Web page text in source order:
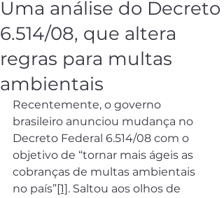
Uma análise do Decreto
6.514/08, que altera
regras para multas
ambientais
Recentemente, o governo
brasileiro anunciou mudança no
Decreto Federal 6.514/08 com o
objetivo de “tornar mais ágeis as
cobranças de multas ambientais
no país”[1]. Saltou aos olhos de